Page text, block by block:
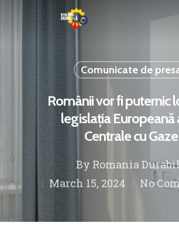
Hit enter to search or ESC to
Comunicate de
Românii vor fi puternic
legislația Europeană
Centrale cu Gaze
By Romania
March 15, 2024
No